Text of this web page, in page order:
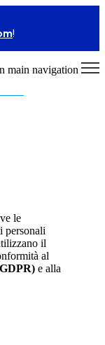
!
main navigation
le
personali
il
al
e alla